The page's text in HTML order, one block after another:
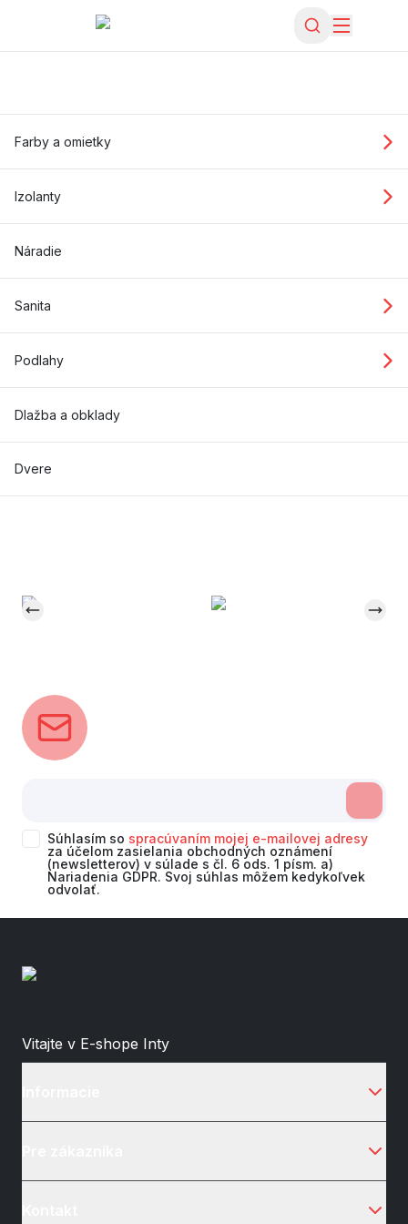
Farby a omietky
Izolanty
Náradie
Sanita
Podlahy
Dlažba a obklady
Dvere
Súhlasím so spracúvaním mojej e-mailovej adresy
za účelom zasielania obchodných oznámení
(newsletterov) v súlade s čl. 6 ods. 1 písm. a)
Nariadenia GDPR. Svoj súhlas môžem kedykoľvek
odvolať.
Vitajte v E-shope Inty